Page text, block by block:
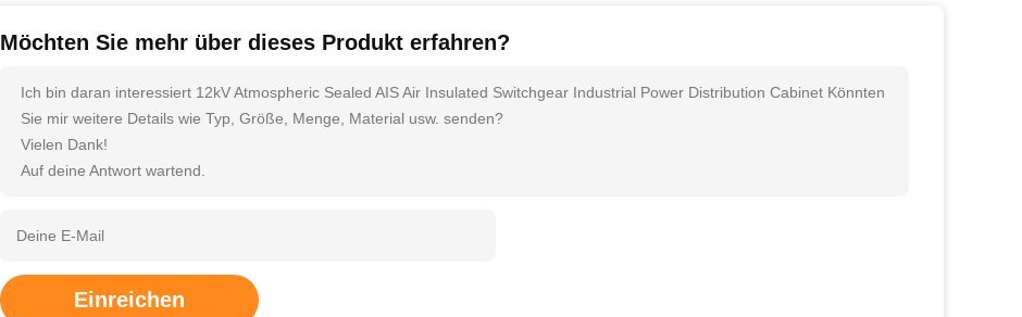
Möchten Sie mehr über dieses Produkt erfahren?
Ich bin daran interessiert 12kV Atmospheric Sealed AIS Air Insulated Switchgear Industrial Power Distribution Cabinet Könnten
Sie mir weitere Details wie Typ, Größe, Menge, Material usw. senden?
Vielen Dank!
Auf deine Antwort wartend.
Einreichen